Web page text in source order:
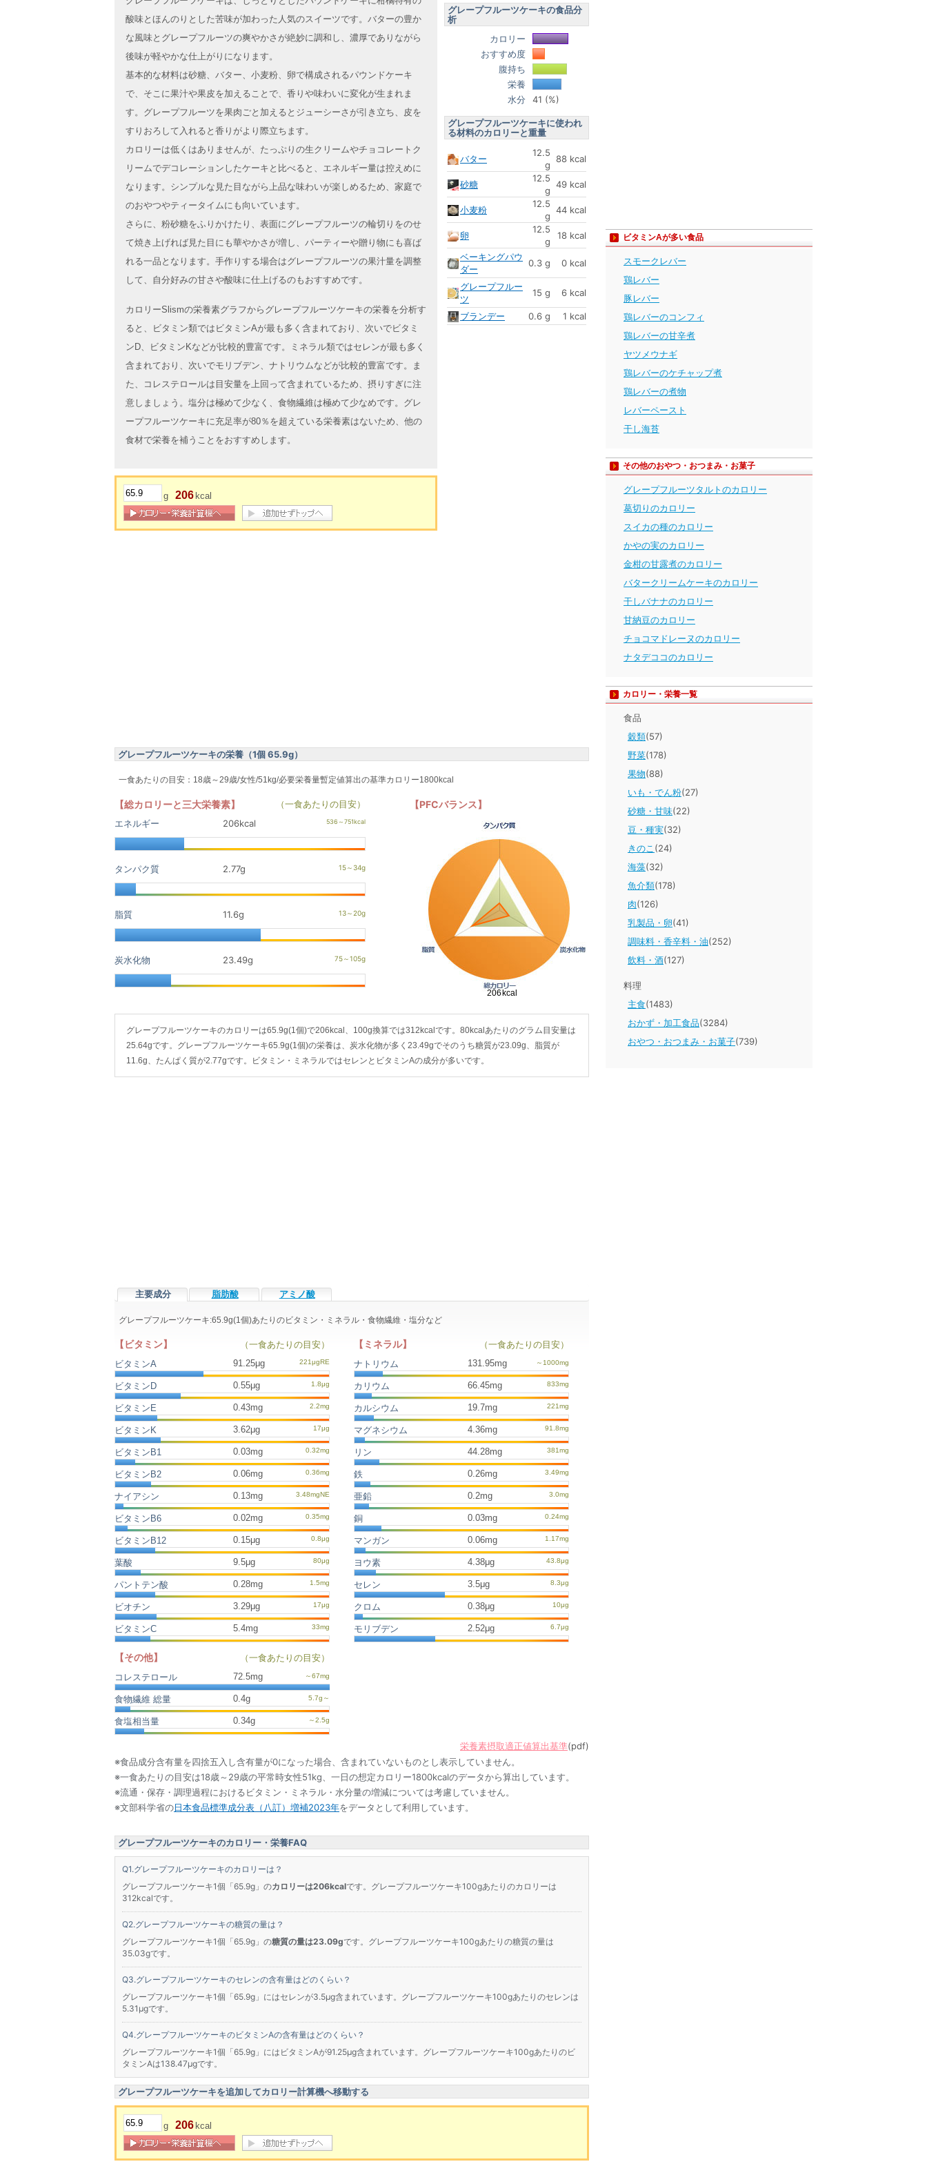
酸味とほんのりとした苦味が加わった人気のスイーツです。バターの豊か
な風味とグレープフルーツの爽やかさが絶妙に調和し、濃厚でありながら
後味が軽やかな仕上がりになります。
基本的な材料は砂糖、バター、小麦粉、卵で構成されるパウンドケーキ
で、そこに果汁や果皮を加えることで、香りや味わいに変化が生まれま
す。グレープフルーツを果肉ごと加えるとジューシーさが引き立ち、皮を
すりおろして入れると香りがより際立ちます。
カロリーは低くはありませんが、たっぷりの生クリームやチョコレートク
リームでデコレーションしたケーキと比べると、エネルギー量は控えめに
なります。シンプルな見た目ながら上品な味わいが楽しめるため、家庭で
のおやつやティータイムにも向いています。
さらに、粉砂糖をふりかけたり、表面にグレープフルーツの輪切りをのせ
て焼き上げれば見た目にも華やかさが増し、パーティーや贈り物にも喜ば
れる一品となります。手作りする場合はグレープフルーツの果汁量を調整
して、自分好みの甘さや酸味に仕上げるのもおすすめです。
カロリーSlismの栄養素グラフからグレープフルーツケーキの栄養を分析す
ると、ビタミン類ではビタミンAが最も多く含まれており、次いでビタミ
ンD、ビタミンKなどが比較的豊富です。ミネラル類ではセレンが最も多く
含まれており、次いでモリブデン、ナトリウムなどが比較的豊富です。ま
た、コレステロールは目安量を上回って含まれているため、摂りすぎに注
意しましょう。塩分は極めて少なく、食物繊維は極めて少なめです。グレ
ープフルーツケーキに充足率が80％を超えている栄養素はないため、他の
食材で栄養を補うことをおすすめします。
g 206 kcal
グレープフルーツケーキの食品分
析
カロリー
おすすめ度
腹持ち
栄養
水分
41 (%)
グレープフルーツケーキに使われ
る材料のカロリーと重量
バター
12.5
g
88 kcal
砂糖
12.5
g
49 kcal
小麦粉
12.5
g
44 kcal
卵
12.5
g
18 kcal
ベーキングパウ
ダー
0.3 g 0 kcal
グレープフルー
ツ
15 g 6 kcal
ブランデー 0.6 g 1 kcal
グレープフルーツケーキの栄養（1個 65.9g）
一食あたりの目安：18歳～29歳/女性/51kg/必要栄養量暫定値算出の基準カロリー1800kcal
【総カロリーと三大栄養素】
（一食あたりの目安）
エネルギー
206kcal
タンパク質 2.77g
脂質 11.6g
炭水化物 23.49g
【PFCバランス】
グレープフルーツケーキのカロリーは65.9g(1個)で206kcal、100g換算では312kcalです。80kcalあたりのグラム目安量は
25.64gです。グレープフルーツケーキ65.9g(1個)の栄養は、炭水化物が多く23.49gでそのうち糖質が23.09g、脂質が
11.6g、たんぱく質が2.77gです。ビタミン・ミネラルではセレンとビタミンAの成分が多いです。
主要成分 脂肪酸 アミノ酸
グレープフルーツケーキ:65.9g(1個)あたりのビタミン・ミネラル・食物繊維・塩分など
【ビタミン】
（一食あたりの目安）
ビタミンA
91.25μg
ビタミンD 0.55μg
ビタミンE 0.43mg
ビタミンK 3.62μg
ビタミンB1 0.03mg
ビタミンB2 0.06mg
ナイアシン 0.13mg
ビタミンB6 0.02mg
ビタミンB12 0.15μg
葉酸 9.5μg
パントテン酸 0.28mg
ビオチン 3.29μg
ビタミンC 5.4mg
【ミネラル】
（一食あたりの目安）
ナトリウム
131.95mg
カリウム 66.45mg
カルシウム 19.7mg
マグネシウム 4.36mg
リン 44.28mg
鉄 0.26mg
亜鉛 0.2mg
銅 0.03mg
マンガン 0.06mg
ヨウ素 4.38μg
セレン 3.5μg
クロム 0.38μg
モリブデン 2.52μg
【その他】
（一食あたりの目安）
コレステロール
72.5mg
食物繊維 総量 0.4g
食塩相当量 0.34g
栄養素摂取適正値算出基準(pdf)
※食品成分含有量を四捨五入し含有量が0になった場合、含まれていないものとし表示していません。
※一食あたりの目安は18歳～29歳の平常時女性51kg、一日の想定カロリー1800kcalのデータから算出しています。
※流通・保存・調理過程におけるビタミン・ミネラル・水分量の増減については考慮していません。
※文部科学省の日本食品標準成分表（八訂）増補2023年をデータとして利用しています。
グレープフルーツケーキのカロリー・栄養FAQ
グレープフルーツケーキのカロリーは？
グレープフルーツケーキ1個「65.9g」のカロリーは206kcalです。グレープフルーツケーキ100gあたりのカロリーは
312kcalです。
グレープフルーツケーキの糖質の量は？
グレープフルーツケーキ1個「65.9g」の糖質の量は23.09gです。グレープフルーツケーキ100gあたりの糖質の量は
35.03gです。
グレープフルーツケーキのセレンの含有量はどのくらい？
グレープフルーツケーキ1個「65.9g」にはセレンが3.5μg含まれています。グレープフルーツケーキ100gあたりのセレンは
5.31μgです。
グレープフルーツケーキのビタミンAの含有量はどのくらい？
グレープフルーツケーキ1個「65.9g」にはビタミンAが91.25μg含まれています。グレープフルーツケーキ100gあたりのビ
タミンAは138.47μgです。
グレープフルーツケーキを追加してカロリー計算機へ移動する
g 206 kcal
ビタミンAが多い食品
スモークレバー
鶏レバー
豚レバー
鶏レバーのコンフィ
鶏レバーの甘辛煮
ヤツメウナギ
鶏レバーのケチャップ煮
鶏レバーの煮物
レバーペースト
干し海苔
その他のおやつ・おつまみ・お菓子
グレープフルーツタルトのカロリー
葛切りのカロリー
スイカの種のカロリー
かやの実のカロリー
金柑の甘露煮のカロリー
バタークリームケーキのカロリー
干しバナナのカロリー
甘納豆のカロリー
チョコマドレーヌのカロリー
ナタデココのカロリー
カロリー・栄養一覧
食品
穀類(57)
野菜(178)
果物(88)
いも・でん粉(27)
砂糖・甘味(22)
豆・種実(32)
きのこ (24)
海藻(32)
魚介類(178)
肉(126)
乳製品・卵(41)
調味料・香辛料・油(252)
飲料・酒(127)
料理
主食(1483)
おかず・加工食品(3284)
おやつ・おつまみ・お菓子(739)